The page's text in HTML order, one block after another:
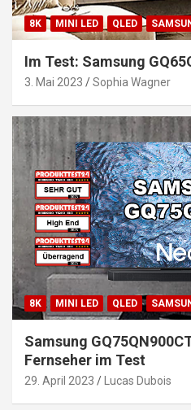
8K MINI LED QLED
Im Test: Samsung
3. Mai 2023 Sophia Wagner
8K MINI LED QLED
Samsung
Fernseher im Test
29. April 2023 Lucas Dubois